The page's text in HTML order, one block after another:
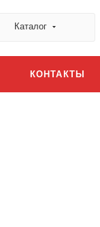
Каталог
КОНТАКТЫ